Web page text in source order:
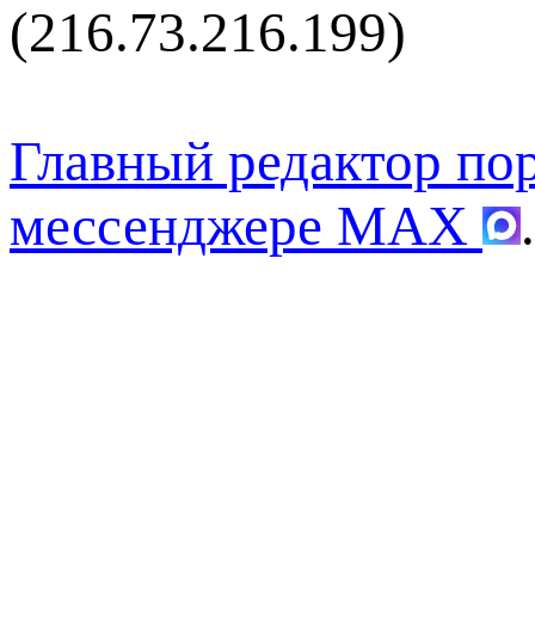
(216.73.216.199)
Главный редактор
мессенджере MAX
.